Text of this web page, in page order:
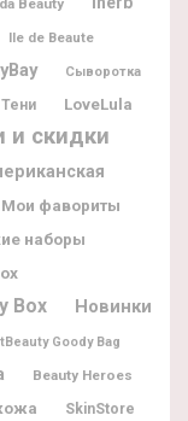
Beauty
Ile de Beaute
Сыворотка
Тени
LoveLula
и скидки
Мои фавориты
наборы
Box
Новинки
Goody Bag
Beauty Heroes
SkinStore